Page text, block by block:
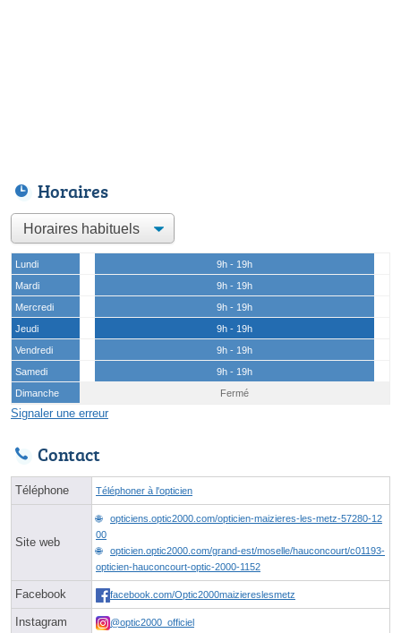
Horaires
Lundi
9h - 19h
Mardi
9h - 19h
Mercredi
9h - 19h
Jeudi
9h - 19h
Vendredi
9h - 19h
Samedi
9h - 19h
Dimanche
Fermé
Signaler une erreur
Contact
Téléphone Téléphoner à l'opticien
Site web
opticiens.optic2000.com/opticien-maizieres-les-metz-57280-12
00
opticien.optic2000.com/grand-est/moselle/hauconcourt/c01193-
opticien-hauconcourt-optic-2000-1152
Facebook facebook.com/Optic2000maiziereslesmetz
Instagram @optic2000_officiel